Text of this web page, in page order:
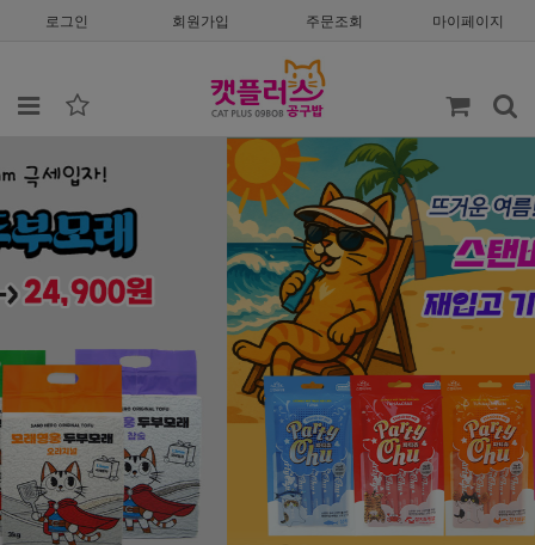
로그인 회원가입 주문조회 마이페이지